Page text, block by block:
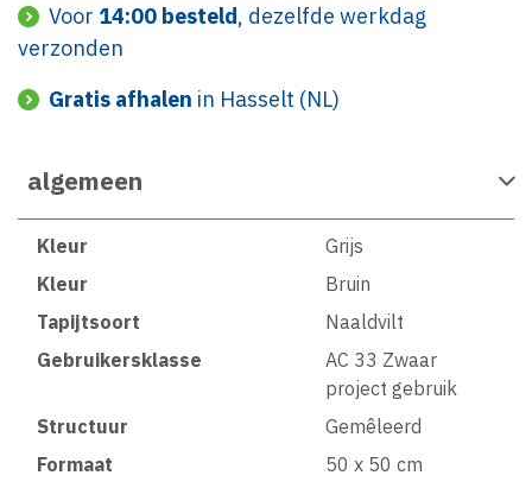
Voor 14:00 besteld, dezelfde werkdag
verzonden
Gratis afhalen in Hasselt (NL)
algemeen
Kleur
Grijs
Kleur
Bruin
Tapijtsoort
Naaldvilt
Gebruikersklasse
AC 33 Zwaar
project gebruik
Structuur
Gemêleerd
Formaat
50 x 50 cm